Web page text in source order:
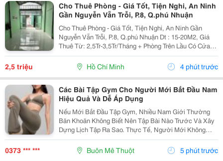
Cho Thuê Phòng - Giá Tốt, Tiện Nghi, An Ninh
Gần Nguyễn Vẵn Trỗi, P.8, Q.phú Nhuận
Cho Thuê Phòng - Giá Tốt, Tiện Nghi, An Ninh Gần
Nguyễn Vẵn Trỗi, P.8, Q.phú Nhuận Dt : 15-20M2, Giá
Thuê Từ: 2,5Tr-3,5Tr/Tháng + Phòng Trên Lầu Có Cửa
Sổ Sạch, Thoáng, Nhà Vệ Sinh Riêng, Có Chỗ Nấu Ăn,
Rửa Đồ. Xe 100K/Tháng, Điện 3.5K/Kw, Nước...
2,5 triệu Hồ Chí Minh 4 phút trước
Các Bài Tập Gym Cho Người Mới Bắt Đầu Nam
Hiệu Quả Và Dễ Áp Dụng
Nếu Mới Bắt Đầu Tập Gym, Nhiều Nam Giới Thường
Băn Khoăn Không Biết Nên Tập Bài Nào Trước Và Xây
Dựng Lịch Tập Ra Sao. Thực Tế, Người Mới Không
Cần Tập Quá Nặng Mà Nên Tập Trung Vào Các Bài Tập
Cơ Bản Để Cơ Thể Làm Quen Với Cường Độ Vận
Động, Đồng...
0373 *** *** Buôn Mê Thuột 5 phút trước